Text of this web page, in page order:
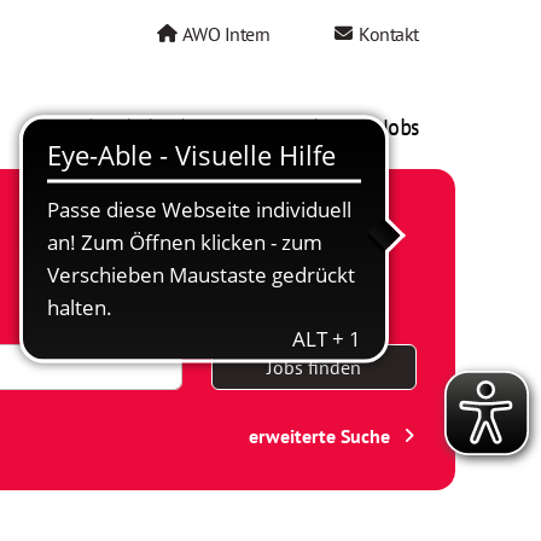
AWO Intern Kontakt
AWO als Arbeitgeber Mein AWO Jobs
Jobs finden
erweiterte Suche